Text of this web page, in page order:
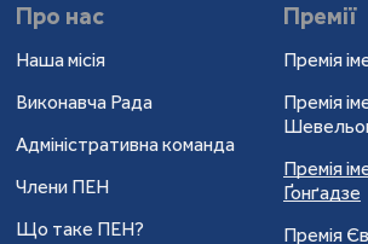
Про нас
Наша місія
Виконавча Рада
Адміністративна команда
Члени ПЕН
Що таке ПЕН?
Премії
Премія
Премія
Премія
Ґонґадзе
Премія